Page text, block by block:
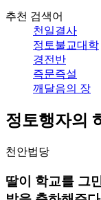
추천 검색어
천일결사
정토불교대학
경전반
즉문즉설
깨달음의 장
정토행자의
천안법당
딸이 학교를 그